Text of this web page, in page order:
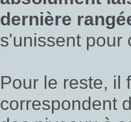
dernière
s'unissent pour
Pour le reste, il
correspondent